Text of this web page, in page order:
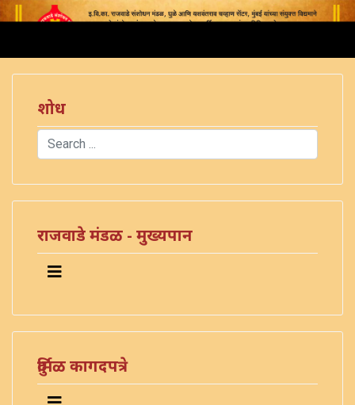
शोध
Search
राजवाडे मंडळ - मुख्यपान
दुर्मिळ कागदपत्रे